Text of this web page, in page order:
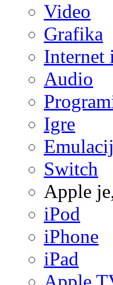
Video
Grafika
Internet
Audio
Igre
Switch
Apple
iPod
iPhone
iPad